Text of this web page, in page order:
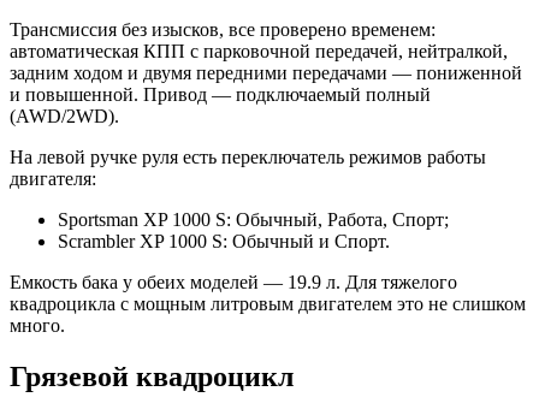
Трансмиссия без изысков, все проверено временем:
автоматическая КПП с парковочной передачей, нейтралкой,
задним ходом и двумя передними передачами — пониженной
и повышенной. Привод — подключаемый полный
(AWD/2WD).
На левой ручке руля есть переключатель режимов работы
двигателя:
Sportsman XP 1000 S: Обычный, Работа, Спорт;
Scrambler XP 1000 S: Обычный и Спорт.
Емкость бака у обеих моделей — 19.9 л. Для тяжелого
квадроцикла с мощным литровым двигателем это не слишком
много.
Грязевой квадроцикл